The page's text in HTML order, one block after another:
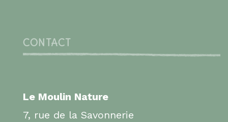
CONTACT
Le Moulin Nature
7, rue de la Savonnerie